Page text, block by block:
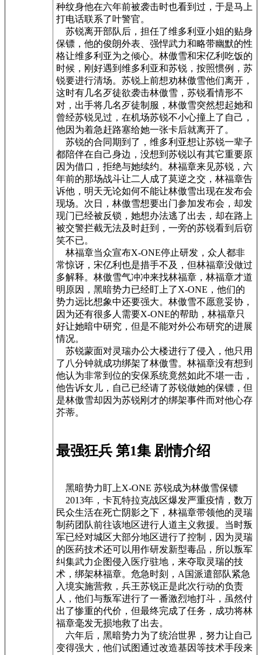
种纹身他在六年前被袭击时也看到过，于是马上
打电话联系了叶警官。
苏锐离开部队后，担任了维多利亚小姐的贴身
保镖，他的俊朗外表、强悍武力和略带幽默的性
格让维多利亚为之倾心。林傲雪和宋亿利吃饭的
时候，刚好遇到维多利亚和苏锐，按照惯例，苏
锐要进行清场。苏锐上前想劝林傲雪他们离开，
这时有几名歹徒欲袭击林傲雪，苏锐看情形不
对，出手将几名歹徒制服，林傲雪突然想起她和
曾经苏锐见过，在机场苏锐不小心撞上了自己，
他因为着急赶路塞给她一张卡后就离开了。
苏锐的合同期到了，维多利亚想让苏锐一辈子
都陪伴在自己身边，没想到苏锐以有其它重要原
因为借口，拒绝与她续约。林福章来见苏锐，六
年前的那场战斗让二人成了莫逆之交，林福章告
诉他，明天无论如何不能让林傲雪出现在发布会
现场。次日，林傲雪想要出门参加发布会，却发
现门已经被反锁，她想办法逃了出去，却在路上
被交警拦截无法及时赶到，一旁的苏锐看到后窃
笑不已。
林福章当众宣布X-ONE停止研发，众人都非
常惊讶，宋亿利也是措手不及，但林福章没做过
多解释。林傲雪气冲冲来找林福章，林福章才道
明原因，黑暗势力已经盯上了X-ONE，他们的
势力远比想象中还要强大。林傲雪不愿意妥协，
因为还有很多人需要X-ONE的帮助，林福章只
好让她暗中研究，但是不能对外公布研究的进展
情况。
苏锐蒙面对灵瑞办公大楼进行了侵入，他只用
了八分钟就成功绑架了林傲雪。林福章没有想到
他认为非常到位的安保系统竟然如此不堪一击，
他告诉女儿，自己已经请了苏锐做她的保镖，但
是林傲雪却因为苏锐刚才的绑架事件而对他心存
芥蒂。
最强狂兵 第1集 剧情介绍
黑暗势力盯上X-ONE 苏锐成为林傲雪保镖
2013年，卡瓦特拉克战区爆发严重疫情，数万
民众生活在死亡阴影之下，林福章带领他的灵瑞
制药团队前往该地区进行人道主义救援。当时叛
军已经对城区大部分地区进行了控制，因为灵瑞
的医药技术还可以用作研发新型毒品，所以叛军
纠集武力企图侵入医疗驻地，来夺取灵瑞的技
术，绑架林福章。危急时刻，A国派遣部队紧急
入境实施营救，兵王苏锐正是此次行动的负责
人，他们与叛军进行了一番激烈地打斗，虽然付
出了惨重的代价，但最终完成了任务，成功将林
福章毫发无损地救了出去。
六年后，黑暗势力为了统治世界，努力让自己
变得强大，他们试图通过改造基因等技术手段来